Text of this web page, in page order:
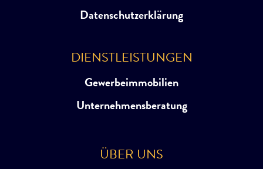
Datenschutzerklärung
DIENSTLEISTUNGEN
Gewerbeimmobilien
Unternehmensberatung
ÜBER UNS